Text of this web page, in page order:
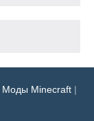
Моды Minecraft |